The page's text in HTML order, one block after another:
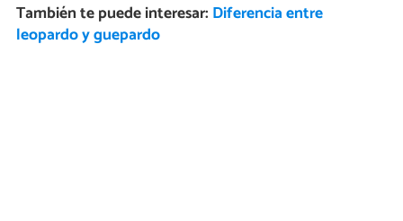
También te puede interesar: Diferencia entre
leopardo y guepardo